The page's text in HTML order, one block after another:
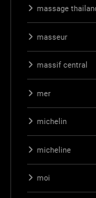
massage
masseur
massif central
mer
michelin
micheline
moi